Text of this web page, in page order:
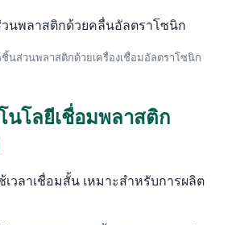
นส่วนพลาสติกด้วยเครื่องเชื่อมอัลตราโซนิก
นโลยีเชื่อมพลาสติก
เวลาเชื่อมสั้น เหมาะสำหรับการผลิต